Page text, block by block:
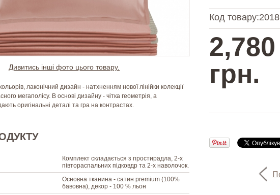
Код товару:
2,780
грн.
Дивитись інші фото цього товару.
лаконічний дизайн - натхненням нової лінійки колекції
мегаполісу. В основі дизайну - чітка геометрія, а
оригінальні деталі та гра на контрастах.
Комплект складається з простирадла, 2-х
півтораспальних підковдр та 2-х наволочок.
Основна тканина - сатин premium (100%
бавовна), декор - 100 % льон